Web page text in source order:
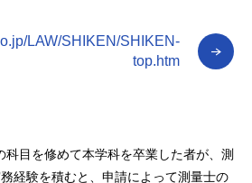
LAW/SHIKEN/SHIKEN-
top.htm
科目を修めて本学科を卒業した者が、測
経験を積むと、申請によって測量士の